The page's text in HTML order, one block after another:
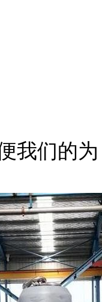
我们的为